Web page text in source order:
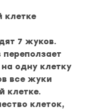
клетке
7 жуков.
одну клетку
все жуки
клетке.
клеток,